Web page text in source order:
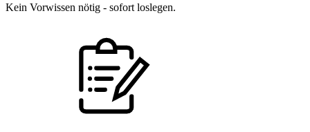
Kein Vorwissen nötig - sofort loslegen.